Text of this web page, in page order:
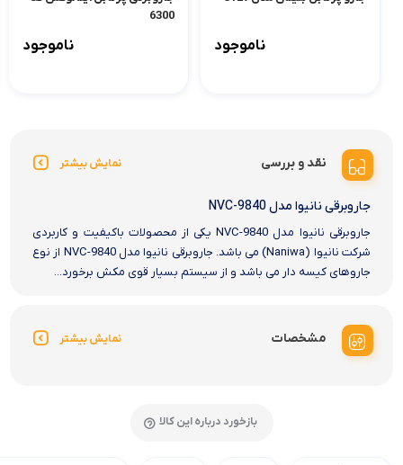
ناموجود
6300
ناموجود
نقد و بررسی نمایش بیشتر
جاروبرقی نانیوا مدل NVC-9840
جاروبرقی نانیوا مدل NVC-9840 یکی از محصولات باکیفیت و کاربردی
شرکت نانیوا (Naniwa) می باشد. جاروبرقی نانیوا مدل NVC-9840 از نوع
جاروهای کیسه‌ دار می باشد و از سیستم بسیار قوی مکش برخورد...
مشخصات نمایش بیشتر
بازخورد درباره این کالا